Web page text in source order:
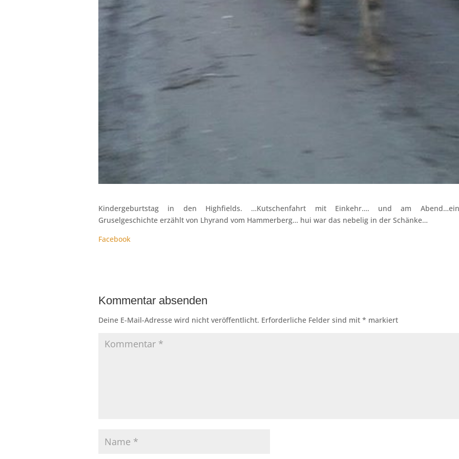
Kindergeburtstag in den Highfields. …Kutschenfahrt mit Einkehr…. und am
Gruselgeschichte erzählt von Lhyrand vom Hammerberg… hui war das nebelig in der Schänke…
Facebook
Kommentar absenden
Deine E-Mail-Adresse wird nicht veröffentlicht. Erforderliche Felder sind mit * markiert